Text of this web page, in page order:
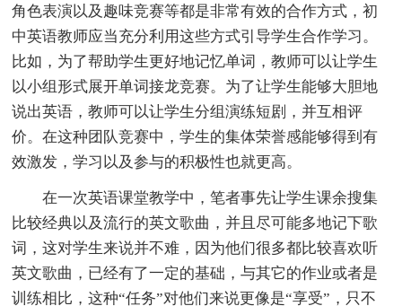
角色表演以及趣味竞赛等都是非常有效的合作方式，初
中英语教师应当充分利用这些方式引导学生合作学习。
比如，为了帮助学生更好地记忆单词，教师可以让学生
以小组形式展开单词接龙竞赛。为了让学生能够大胆地
说出英语，教师可以让学生分组演练短剧，并互相评
价。在这种团队竞赛中，学生的集体荣誉感能够得到有
效激发，学习以及参与的积极性也就更高。
在一次英语课堂教学中，笔者事先让学生课余搜集
比较经典以及流行的英文歌曲，并且尽可能多地记下歌
词，这对学生来说并不难，因为他们很多都比较喜欢听
英文歌曲，已经有了一定的基础，与其它的作业或者是
训练相比，这种“任务”对他们来说更像是“享受”，只不